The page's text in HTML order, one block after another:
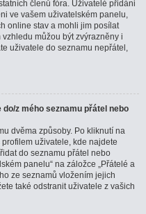
členů fóra. Uživatelé přidáni
ve vašem uživatelském panelu,
online stav a mohli jim posílat
můžou být zvýrazněny i
uživatele do seznamu nepřátel,
z mého seznamu přátel nebo
dvěma způsoby. Po kliknutí na
uživatele, kde najdete
do seznamu přátel nebo
panelu“ na záložce „Přátelé a
ze seznamů vložením jejich
také odstranit uživatele z vašich